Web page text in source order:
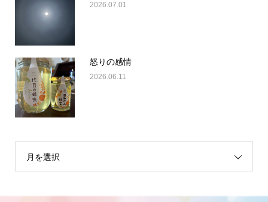
2026.07.01
怒りの感情
2026.06.11
月を選択